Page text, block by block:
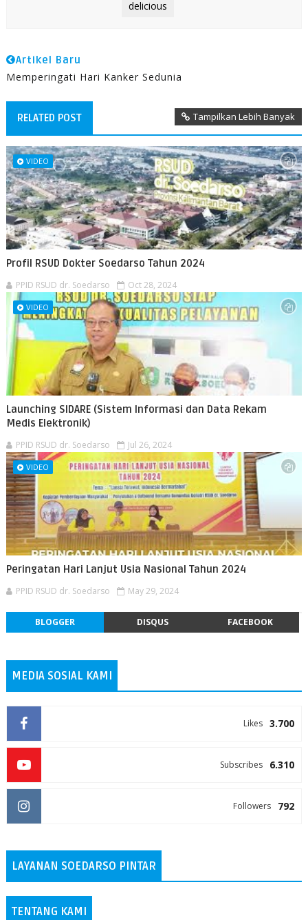
delicious
Artikel Baru
Memperingati Hari Kanker Sedunia
RELATED POST Tampilkan Lebih Banyak
VIDEO
Profil RSUD Dokter Soedarso Tahun 2024
PPID RSUD dr. Soedarso Oct 28, 2024
VIDEO
Launching SIDARE (Sistem Informasi dan Data Rekam
Medis Elektronik)
PPID RSUD dr. Soedarso Jul 26, 2024
VIDEO
Peringatan Hari Lanjut Usia Nasional Tahun 2024
PPID RSUD dr. Soedarso May 29, 2024
BLOGGER DISQUS FACEBOOK
MEDIA SOSIAL KAMI
3.700
Likes
6.310
Subscribes
792
Followers
LAYANAN SOEDARSO PINTAR
TENTANG KAMI